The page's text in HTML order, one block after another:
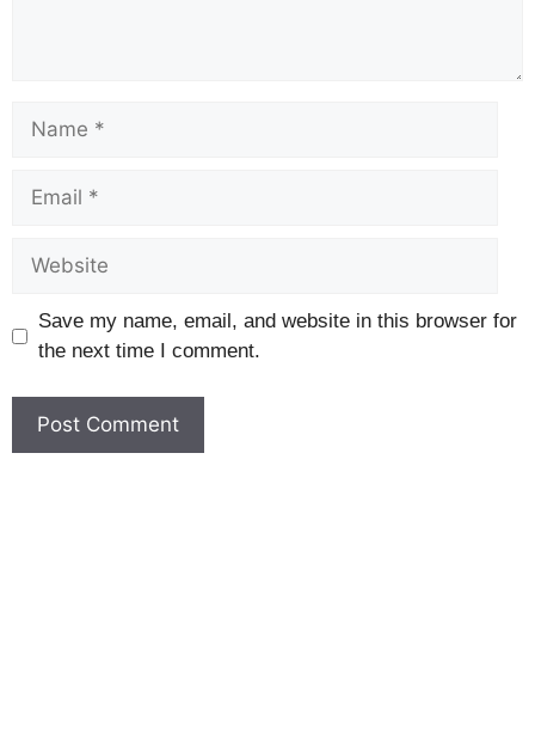
Save my name, email, and website in this browser for
the next time I comment.